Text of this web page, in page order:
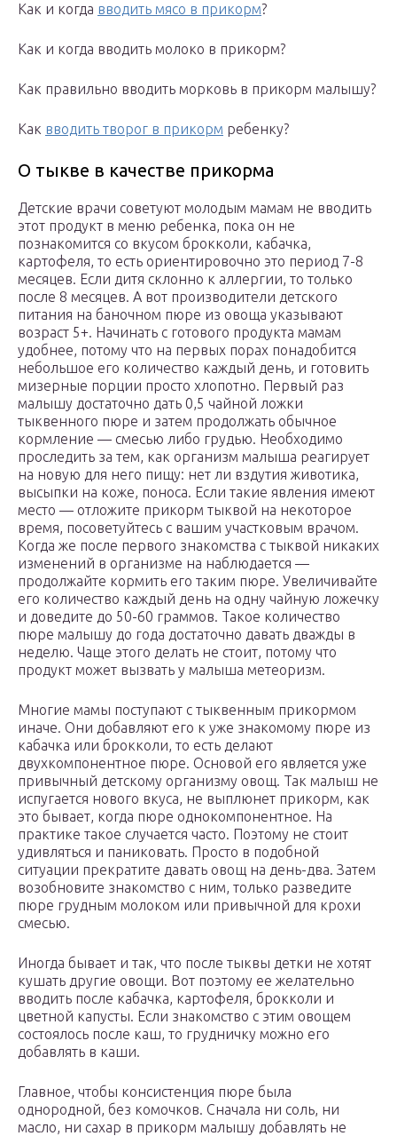
Как и когда вводить мясо в прикорм?
Как и когда вводить молоко в прикорм?
Как правильно вводить морковь в прикорм малышу?
Как вводить творог в прикорм ребенку?
О тыкве в качестве прикорма
Детские врачи советуют молодым мамам не вводить
этот продукт в меню ребенка, пока он не
познакомится со вкусом брокколи, кабачка,
картофеля, то есть ориентировочно это период 7-8
месяцев. Если дитя склонно к аллергии, то только
после 8 месяцев. А вот производители детского
питания на баночном пюре из овоща указывают
возраст 5+. Начинать с готового продукта мамам
удобнее, потому что на первых порах понадобится
небольшое его количество каждый день, и готовить
мизерные порции просто хлопотно. Первый раз
малышу достаточно дать 0,5 чайной ложки
тыквенного пюре и затем продолжать обычное
кормление — смесью либо грудью. Необходимо
проследить за тем, как организм малыша реагирует
на новую для него пищу: нет ли вздутия животика,
высыпки на коже, поноса. Если такие явления имеют
место — отложите прикорм тыквой на некоторое
время, посоветуйтесь с вашим участковым врачом.
Когда же после первого знакомства с тыквой никаких
изменений в организме на наблюдается —
продолжайте кормить его таким пюре. Увеличивайте
его количество каждый день на одну чайную ложечку
и доведите до 50-60 граммов. Такое количество
пюре малышу до года достаточно давать дважды в
неделю. Чаще этого делать не стоит, потому что
продукт может вызвать у малыша метеоризм.
Многие мамы поступают с тыквенным прикормом
иначе. Они добавляют его к уже знакомому пюре из
кабачка или брокколи, то есть делают
двухкомпонентное пюре. Основой его является уже
привычный детскому организму овощ. Так малыш не
испугается нового вкуса, не выплюнет прикорм, как
это бывает, когда пюре однокомпонентное. На
практике такое случается часто. Поэтому не стоит
удивляться и паниковать. Просто в подобной
ситуации прекратите давать овощ на день-два. Затем
возобновите знакомство с ним, только разведите
пюре грудным молоком или привычной для крохи
смесью.
Иногда бывает и так, что после тыквы детки не хотят
кушать другие овощи. Вот поэтому ее желательно
вводить после кабачка, картофеля, брокколи и
цветной капусты. Если знакомство с этим овощем
состоялось после каш, то грудничку можно его
добавлять в каши.
Главное, чтобы консистенция пюре была
однородной, без комочков. Сначала ни соль, ни
масло, ни сахар в прикорм малышу добавлять не